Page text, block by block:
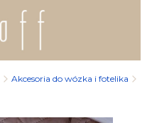
Akcesoria do wózka i fotelika